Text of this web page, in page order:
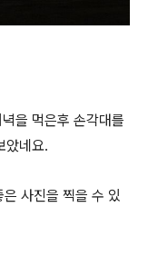
을 먹은후 손각대를
았네요.
사진을 찍을 수 있